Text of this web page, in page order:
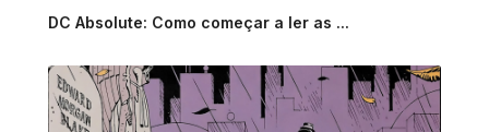
DC Absolute: Como começar a ler as ...